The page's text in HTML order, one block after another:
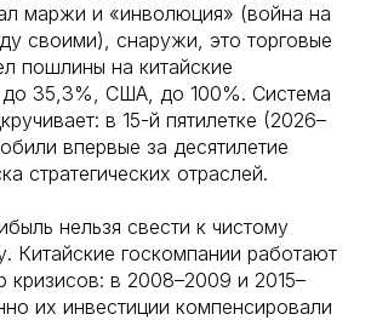
маржи и «инволюция» (война на
своими), снаружи, это торговые
пошлины на китайские
до 35,3%, США, до 100%. Система
в 15-й пятилетке (2026–
впервые за десятилетие
стратегических отраслей.
нельзя свести к чистому
Китайские госкомпании работают
кризисов: в 2008–2009 и 2015–
их инвестиции компенсировали